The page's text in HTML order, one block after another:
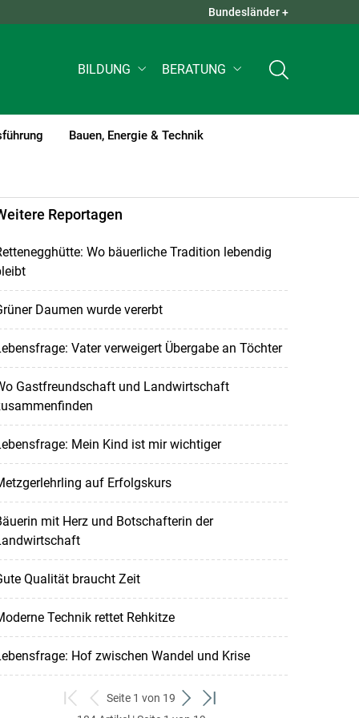
QUICK LINKS +
Bundesländer +
BILDUNG BERATUNG
Bauen, Energie & Technik
Reportagen
Wo bäuerliche Tradition lebendig
Daumen wurde vererbt
Vater verweigert Übergabe an Töchter
Gastfreundschaft und Landwirtschaft
Mein Kind ist mir wichtiger
auf Erfolgskurs
mit Herz und Botschafterin der
Qualität braucht Zeit
Technik rettet Rehkitze
Hof zwischen Wandel und Krise
zum
zurück
Seite 1 von 19
weiterzum